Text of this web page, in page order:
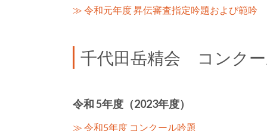
≫ 令和元年度 昇伝審査指定吟題および範吟
千代田岳精会 コンク
令和 5年度（2023年度）
≫ 令和5年度 コンクール吟題